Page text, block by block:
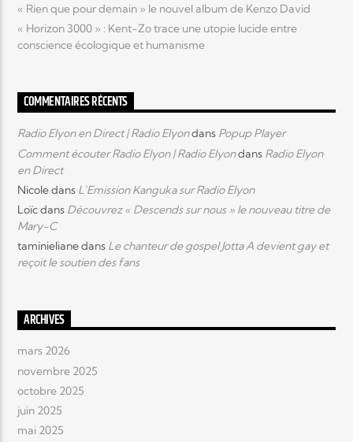
« Rien que pour demain » le nouvel album de Kenzo David
« Horizon 3000 » : Kent-Zo trace une utopie lucide entre
conscience écologique et humanisme
COMMENTAIRES RÉCENTS
Radio Elyon en Direct | Radio Elyondans Popup Player
Comment écouter Radio Elyon | Radio Elyondans Radio Elyon
en Direct
Nicoledans L’Emission Kanguka sur Radio Elyon
Loïcdans Découvrez « Descends sur nous » le nouveau titre de
Mary-C
taminielianedans Le chanteur de gospel Jotta A devient gay et
reçoit le soutien des fans
ARCHIVES
mars 2026
novembre 2025
octobre 2025
juin 2025
mai 2025